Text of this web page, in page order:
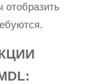
отобразить